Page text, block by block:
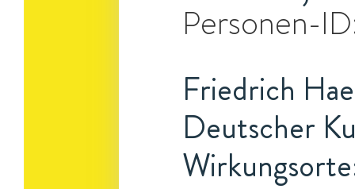
Personen-
Friedrich
Deutscher